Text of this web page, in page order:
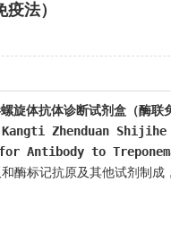
法）
旋体抗体诊断试剂盒（酶联
Zhenduan
Antibody to